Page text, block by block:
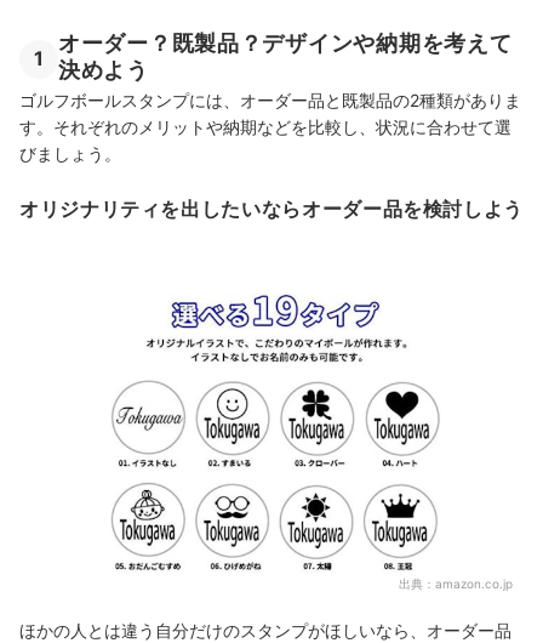
1
オーダー？既製品？デザインや納期を考えて
決めよう
ゴルフボールスタンプには、オーダー品と既製品の2種類がありま
す。それぞれのメリットや納期などを比較し、状況に合わせて選
びましょう。
オリジナリティを出したいならオーダー品を検討しよう
出典： amazon.co.jp
ほかの人とは違う自分だけのスタンプがほしいなら、オーダー品